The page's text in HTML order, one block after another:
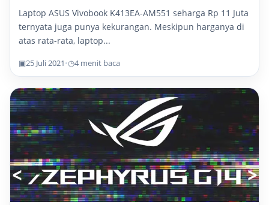
Laptop ASUS Vivobook K413EA-AM551 seharga Rp 11 Juta
ternyata juga punya kekurangan. Meskipun harganya di
atas rata-rata, laptop...
▣25 Juli 2021•◷4 menit baca